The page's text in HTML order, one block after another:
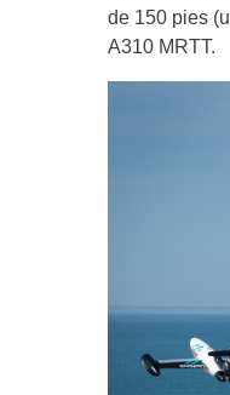
de 150 pies
A310 MRTT.